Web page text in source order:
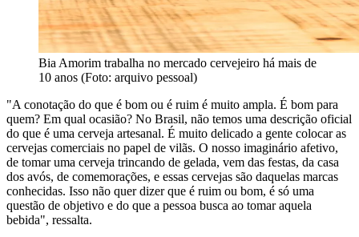
Bia Amorim trabalha no mercado cervejeiro há mais de
10 anos (Foto: arquivo pessoal)
"A conotação do que é bom ou é ruim é muito ampla. É bom para
quem? Em qual ocasião? No Brasil, não temos uma descrição oficial
do que é uma cerveja artesanal. É muito delicado a gente colocar as
cervejas comerciais no papel de vilãs. O nosso imaginário afetivo,
de tomar uma cerveja trincando de gelada, vem das festas, da casa
dos avós, de comemorações, e essas cervejas são daquelas marcas
conhecidas. Isso não quer dizer que é ruim ou bom, é só uma
questão de objetivo e do que a pessoa busca ao tomar aquela
bebida", ressalta.